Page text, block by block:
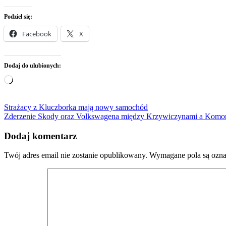
Podziel się:
Facebook X
Dodaj do ulubionych:
Wczytywanie…
Nawigacja
wpisu
Strażacy z Kluczborka mają nowy samochód
Zderzenie Skody oraz Volkswagena między Krzywiczynami a
Dodaj komentarz
Twój adres email nie zostanie opublikowany. Wymagane pola są